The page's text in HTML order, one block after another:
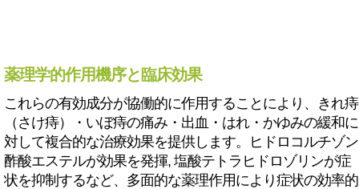
薬理学的作用機序と臨床効果
これらの有効成分が協働的に作用することにより、きれ痔
（さけ痔）・いぼ痔の痛み・出血・はれ・かゆみの緩和に
対して複合的な治療効果を提供します。ヒドロコルチゾン
酢酸エステルが効果を発揮, 塩酸テトラヒドロゾリンが症
状を抑制するなど、多面的な薬理作用により症状の効率的